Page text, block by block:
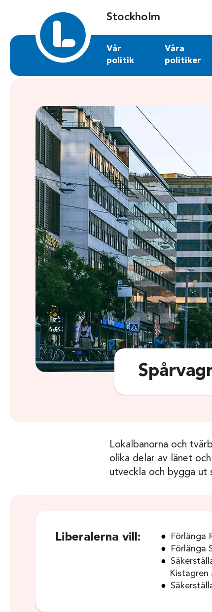
Stockholm
Vår
politik
Våra
politiker
Lokalbanorna och
olika delar av länet
utveckla och bygga ut
Liberalerna vill:
Förlänga
Förlänga
Kistagren